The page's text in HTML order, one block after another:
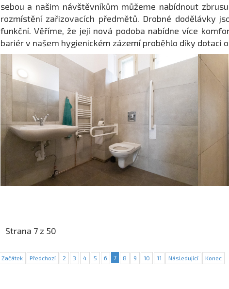
sebou a našim návštěvníkům můžeme nabídnout
rozmístění zařizovacích předmětů. Drobné dodělávky
funkční. Věříme, že její nová podoba nabídne více
bariér v našem hygienickém zázemí proběhlo díky dotaci
Strana 7 z 50
Začátek Předchozí 2 3 4 5 6 7 8 9 10 11 Následující Konec